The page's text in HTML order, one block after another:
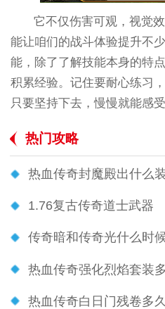
它不仅伤害可观，视觉
能让咱们的战斗体验提升不
能，除了了解技能本身的特
积累经验。记住要耐心练习
只要坚持下去，慢慢就能感
热门攻略
热血传奇封魔殿出什么
1.76复古传奇道士武器
传奇暗和传奇光什么时
热血传奇强化烈焰套装
热血传奇白日门残卷多